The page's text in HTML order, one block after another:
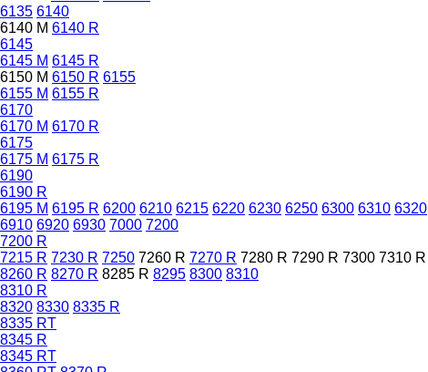
6135 6140
6140 M 6140 R
6145
6145 M 6145 R
6150 M 6150 R 6155
6155 M 6155 R
6170
6170 M 6170 R
6175
6175 M 6175 R
6190
6190 R
6195 M 6195 R 6200 6210 6215 6220 6230 6250 6300 6310 6320
6910 6920 6930 7000 7200
7200 R
7215 R 7230 R 7250 7260 R 7270 R 7280 R 7290 R 7300 7310 R
8260 R 8270 R 8285 R 8295 8300 8310
8310 R
8320 8330 8335 R
8335 RT
8345 R
8345 RT